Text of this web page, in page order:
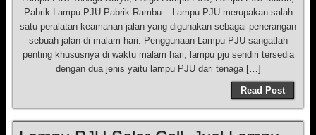
Pabrik Lampu PJU Pabrik Rambu – Lampu PJU merupakan salah
satu peralatan keamanan jalan yang digunakan sebagai penerangan
sebuah jalan di malam hari. Penggunaan Lampu PJU sangatlah
penting khususnya di waktu malam hari, lampu pju sendiri tersedia
dengan dua jenis yaitu lampu PJU dari tenaga […]
Read Post